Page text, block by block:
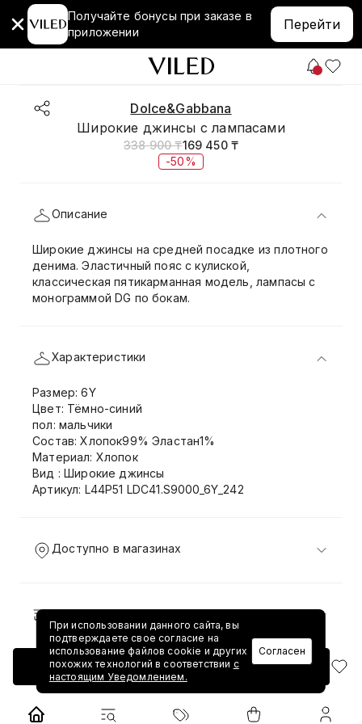
Получайте бонусы при заказе в
приложении
Перейти
Dolce&Gabbana
Широкие джинсы с лампасами
338 900 ₸169 450 ₸
-50%
Добавить в корзину
Описание
Широкие джинсы на средней посадке из плотного
денима. Эластичный пояс с кулиской,
классическая пятикарманная модель, лампасы с
монограммой DG по бокам.
Характеристики
Размер: 6Y
Цвет: Тёмно-синий
пол: мальчики
Состав: Хлопок99% Эластан1%
Материал: Хлопок
Вид : Широкие джинсы
Артикул: L44P51 LDC41.S9000_6Y_242
Доступно в магазинах
Доставка и возврат
При использовании данного сайта, вы
подтверждаете свое согласие на
использование файлов cookie и других
похожих технологий в соответствии с
настоящим Уведомлением.
Согласен